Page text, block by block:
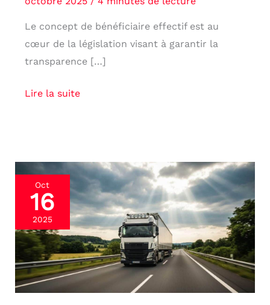
Le concept de bénéficiaire effectif est au
cœur de la législation visant à garantir la
transparence […]
Lire la suite
Oct
16
2025
France
peut-
elle
taxer
les
camions